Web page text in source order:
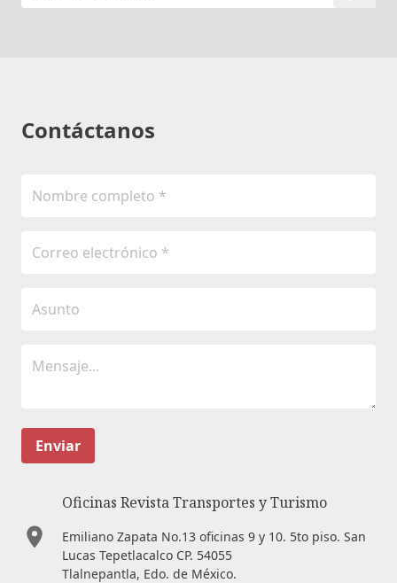
Contáctanos
Enviar
Oficinas Revista Transportes y Turismo
Emiliano Zapata No.13 oficinas 9 y 10. 5to piso. San
Lucas Tepetlacalco CP. 54055
Tlalnepantla, Edo. de México.